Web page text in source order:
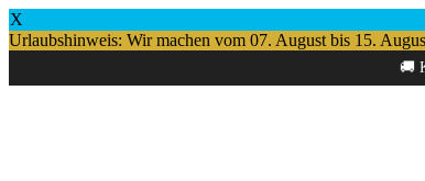
X
Urlaubshinweis: Wir machen vom 07. August bis 15.
🚚